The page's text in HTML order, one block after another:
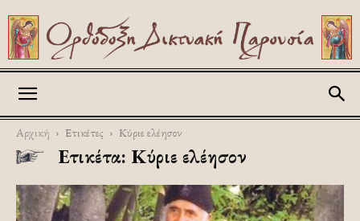
Αρχική Ετικέτες Κύριε ελέησον
Ετικέτα: Κύριε ελέησον